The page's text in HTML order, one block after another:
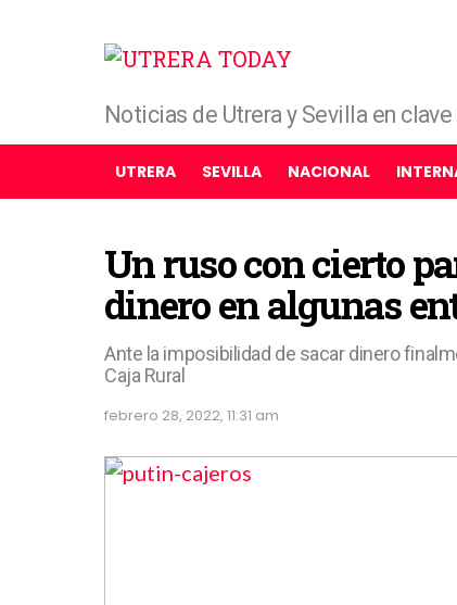
Noticias de Utrera y Sevilla en
UTRERA SEVILLA NACIONAL
Un ruso con cierto
dinero en algunas
Ante la imposibilidad de sacar dinero
Caja Rural
febrero 28, 2022, 11:31 am